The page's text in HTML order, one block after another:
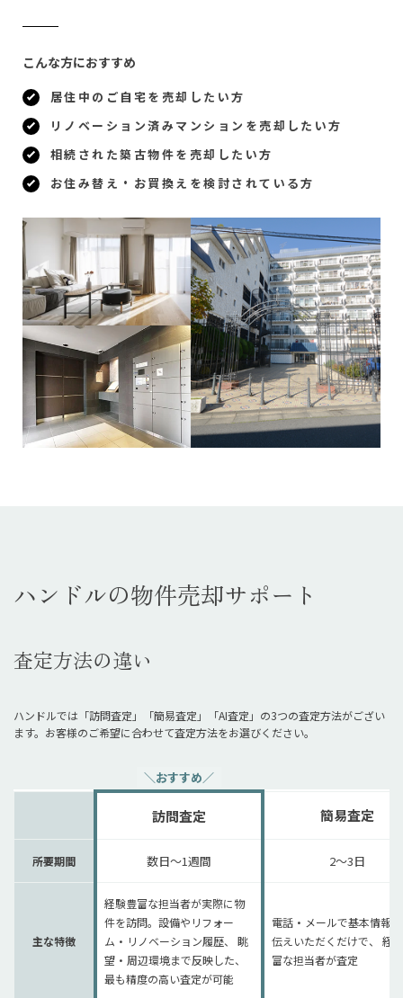
こんな方におすすめ
居住中のご自宅を売却したい方
リノベーション済みマンションを売却したい方
相続された築古物件を売却したい方
お住み替え・お買換えを検討されている方
ハンドルの物件売却サポート
査定方法の違い
ハンドルでは「訪問査定」「簡易査定」「AI査定」の3つの査定方法がござい
ます。お客様のご希望に合わせて査定方法をお選びください。
＼おすすめ／
訪問査定 簡易査定
所要期間 数日〜1週間 2〜3日
主な特徴
経験豊富な担当者が実際に物
件を訪問。設備やリフォー
ム・リノベーション履歴、 眺
望・周辺環境まで反映した、
最も精度の高い査定が可能
電話・メールで基本情報
伝えいただくだけで、 経
富な担当者が査定